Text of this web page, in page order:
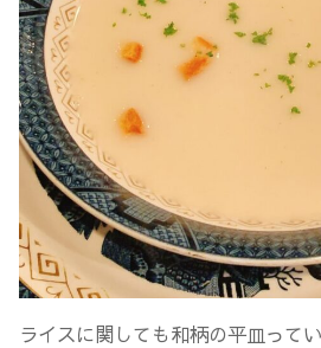
ライスに関しても和柄の平皿って